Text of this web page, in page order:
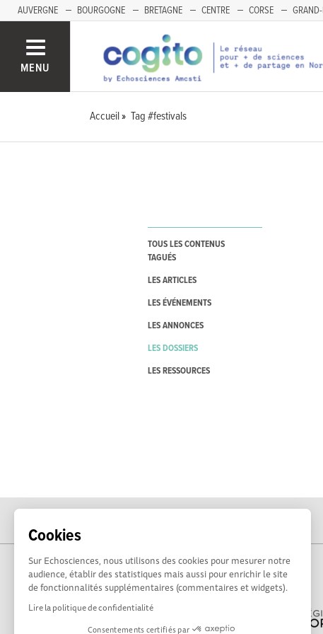
Cookies
Sur Echosciences, nous utilisons des cookies pour mesurer notre
audience, établir des statistiques mais aussi pour enrichir le site
de fonctionnalités supplémentaires (commentaires et widgets).
Lire la politique de confidentialité
Consentements certifiés par
AUVERGNE BOURGOGNE BRETAGNE CENTRE CORSE
MENU
Accueil Tag #festivals
TOUS LES CONTENUS
TAGUÉS
LES ARTICLES
LES ÉVÉNEMENTS
LES ANNONCES
LES DOSSIERS
LES RESSOURCES